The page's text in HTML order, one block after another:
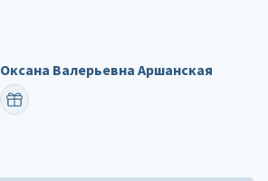
Оксана Валерьевна Аршанская
ПОЗДРАВИТЬ